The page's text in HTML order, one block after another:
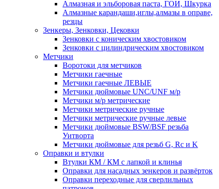
Алмазная и эльборовая паста, ГОИ, Шкурка
Алмазные карандаши,иглы,алмазы в оправе,
резцы
Зенкеры, Зенковки, Цековки
Зенковки с коническим хвостовиком
Зенковки с цилиндрическим хвостовиком
Метчики
Воротоки для метчиков
Метчики гаечные
Метчики гаечные ЛЕВЫЕ
Метчики дюймовые UNC/UNF м/р
Метчики м/р метрические
Метчики метрические ручные
Метчики метрические ручные левые
Метчики дюймовые BSW/BSF резьба
Уитворта
Метчики дюймовые для резьб G, Rc и K
Оправки и втулки
Втулки КМ / КМ с лапкой и клинья
Оправки для насадных зенкеров и развёрток
Оправки переходные для сверлильных